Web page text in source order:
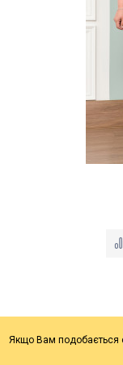
Якщо Вам подобається